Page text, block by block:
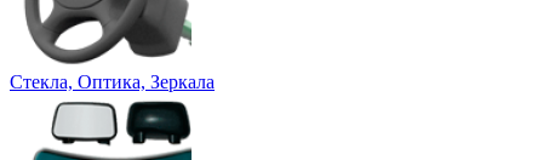
Стекла, Оптика, Зеркала